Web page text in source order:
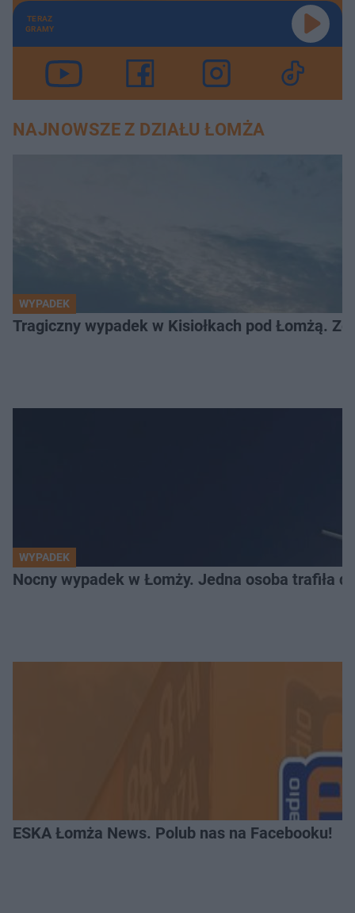
TERAZ
GRAMY
NAJNOWSZE Z DZIAŁU ŁOMŻA
WYPADEK
Tragiczny wypadek w Kisiołkach pod Łomżą.
WYPADEK
Nocny wypadek w Łomży. Jedna osoba trafiła
ESKA Łomża News. Polub nas na Facebooku!